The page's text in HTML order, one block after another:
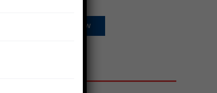
SUBSCRIBE NOW